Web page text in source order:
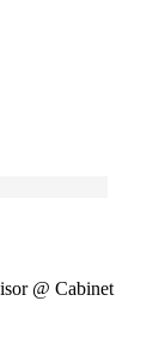
@ Cabinet